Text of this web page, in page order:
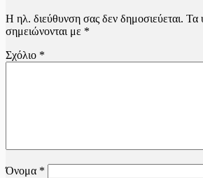
Η ηλ. διεύθυνση σας δεν δημοσιεύεται. Τα
σημειώνονται με *
Σχόλιο *
Όνομα *